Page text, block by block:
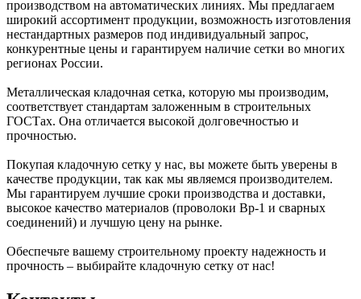
производством на автоматических линиях. Мы предлагаем
широкий ассортимент продукции, возможность изготовления
нестандартных размеров под индивидуальный запрос,
конкурентные цены и гарантируем наличие сетки во многих
регионах России.
Металлическая кладочная сетка, которую мы производим,
соответствует стандартам заложенным в строительных
ГОСТах. Она отличается высокой долговечностью и
прочностью.
Покупая кладочную сетку у нас, вы можете быть уверены в
качестве продукции, так как мы являемся производителем.
Мы гарантируем лучшие сроки производства и доставки,
высокое качество материалов (проволоки Вр-1 и сварных
соединений) и лучшую цену на рынке.
Обеспечьте вашему строительному проекту надежность и
прочность – выбирайте кладочную сетку от нас!